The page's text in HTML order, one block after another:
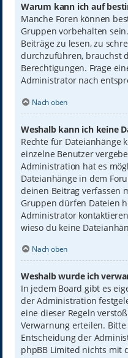
Warum kann ich auf
Manche Foren können
Gruppen vorbehalten
Beiträge zu lesen, zu
durchzuführen, brauchst
Berechtigungen. Frage
Administrator nach
Nach oben
Weshalb kann ich keine
Rechte für Dateianhänge
einzelne Benutzer
Administration hat es
Dateianhänge in dem
deinen Beitrag verfassen
Gruppen dürfen Dateien
Administrator
wieso du keine
Nach oben
Weshalb wurde ich
In jedem Board gibt es
der Administration
eine dieser Regeln
Verwarnung erteilen.
Entscheidung der
phpBB Limited nichts mit